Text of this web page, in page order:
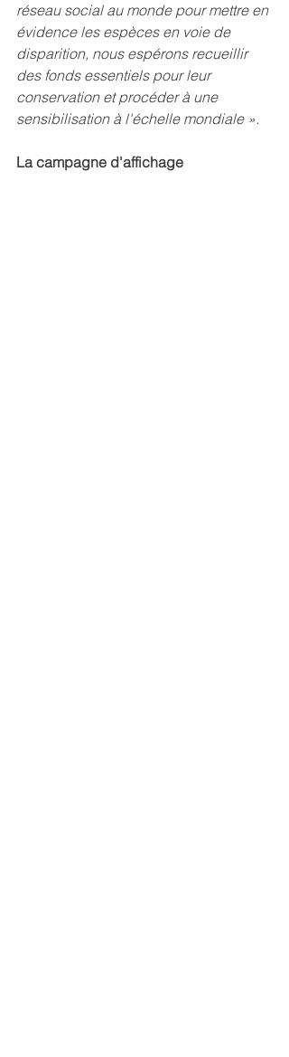
réseau social au monde pour mettre en
évidence les espèces en voie de
disparition, nous espérons recueillir
des fonds essentiels pour leur
conservation et procéder à une
sensibilisation à l'échelle mondiale ».
La campagne d'affichage